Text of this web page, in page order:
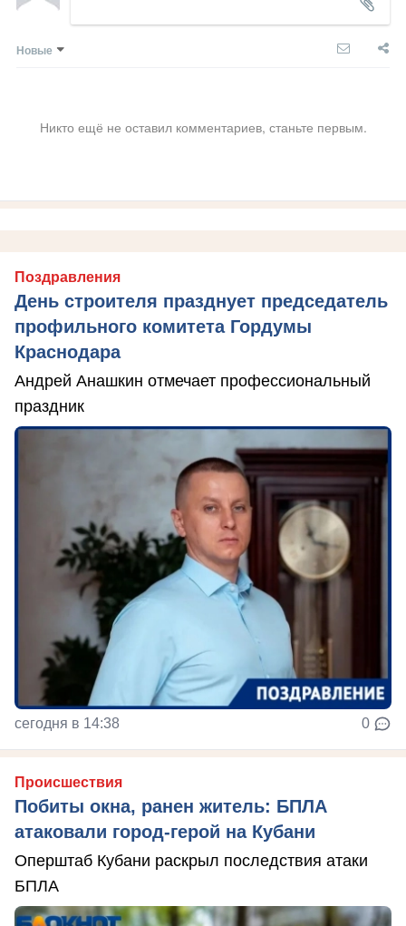
Новые
Никто ещё не оставил комментариев, станьте первым.
Поздравления
День строителя празднует председатель
профильного комитета Гордумы
Краснодара
Андрей Анашкин отмечает профессиональный
праздник
сегодня в 14:38 0
Происшествия
Побиты окна, ранен житель: БПЛА
атаковали город-герой на Кубани
Оперштаб Кубани раскрыл последствия атаки
БПЛА